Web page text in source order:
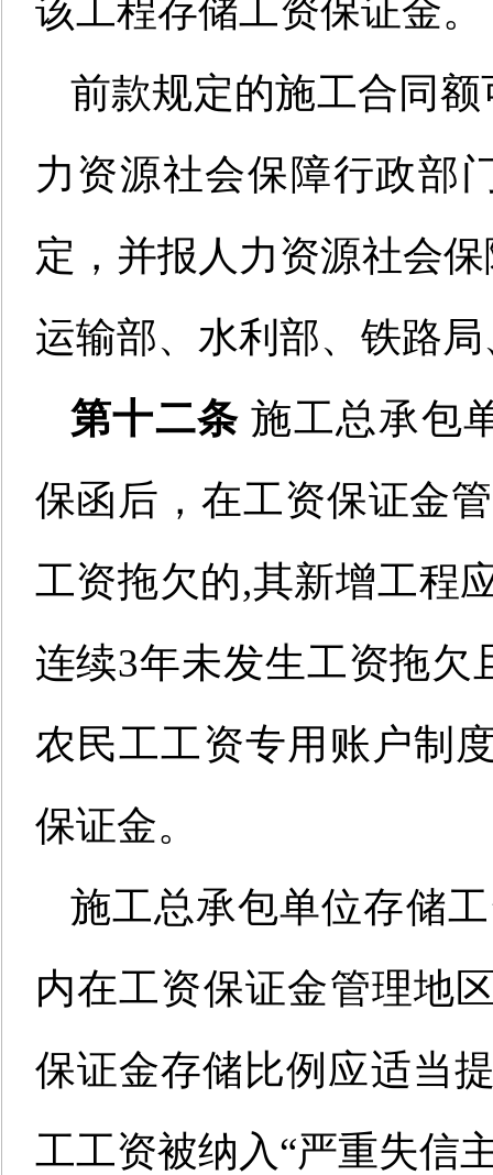
该工程存储工资保证金。
前款规定的施工合同
力资源社会保障行政部
定，并报人力资源社会
运输部、水利部、铁路
第十二条 施工总承包
保函后，在工资保证金
工资拖欠的,其新增工程
连续3年未发生工资拖
农民工工资专用账户制
保证金。
施工总承包单位存储
内在工资保证金管理地
保证金存储比例应适当
工工资被纳入“严重失信